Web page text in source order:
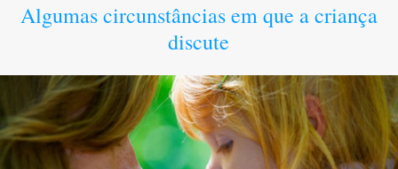
Algumas circunstâncias em que a criança
discute